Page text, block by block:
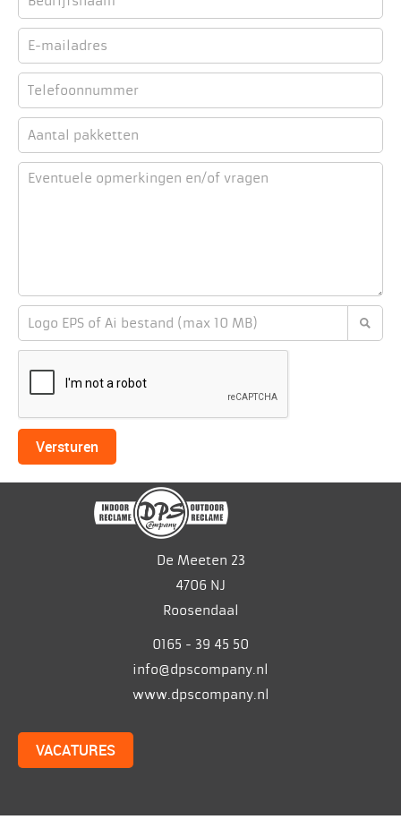
Versturen
De Meeten 23
4706 NJ
Roosendaal
0165 - 39 45 50
info@dpscompany.nl
www.dpscompany.nl
VACATURES